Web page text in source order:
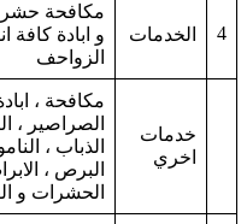
الخدمات
مكافحة
و ابادة كافة
الزواحف
خدمات
اخري
مكافحة ،
الصراصير ،
الذباب ،
البرص ،
الحشرات و